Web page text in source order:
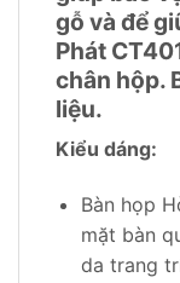
gỗ và để
Phát
chân hộp.
liệu.
Kiểu dáng:
Bàn họp
mặt bàn
da trang